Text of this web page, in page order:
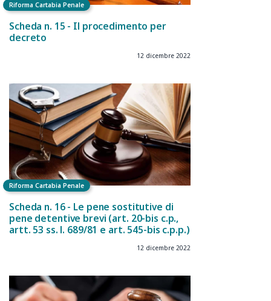
Riforma Cartabia Penale
Scheda n. 15 - Il procedimento per
decreto
12 dicembre 2022
Riforma Cartabia Penale
Scheda n. 16 - Le pene sostitutive di
pene detentive brevi (art. 20-bis c.p.,
artt. 53 ss. l. 689/81 e art. 545-bis c.p.p.)
12 dicembre 2022